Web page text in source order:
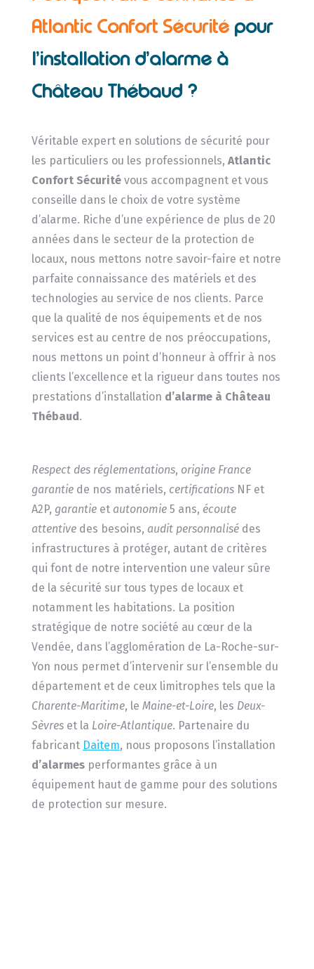
Atlantic Confort Sécurité pour
l’installation d’alarme à
Château Thébaud ?
Véritable expert en solutions de sécurité pour
les particuliers ou les professionnels, Atlantic
Confort Sécuritévous accompagnent et vous
conseille dans le choix de votre système
d’alarme. Riche d’une expérience de plus de 20
années dans le secteur de la protection de
locaux, nous mettons notre savoir-faire et notre
parfaite connaissance des matériels et des
technologies au service de nos clients. Parce
que la qualité de nos équipements et de nos
services est au centre de nos préoccupations,
nous mettons un point d’honneur à offrir à nos
clients l’excellence et la rigueur dans toutes nos
prestations d’installation d’alarme à Château
Thébaud.
Respect des réglementations, origine France
garantiede nos matériels, certificationsNF et
A2P, garantieet autonomie5 ans, écoute
attentivedes besoins, audit personnalisédes
infrastructures à protéger, autant de critères
qui font de notre intervention une valeur sûre
de la sécurité sur tous types de locaux et
notamment les habitations. La position
stratégique de notre société au cœur de la
Vendée, dans l’agglomération de La-Roche-sur-
Yon nous permet d’intervenir sur l’ensemble du
département et de ceux limitrophes tels que la
Charente-Maritime, le Maine-et-Loire, les Deux-
Sèvreset la Loire-Atlantique. Partenaire du
fabricant Daitem, nous proposons l’installation
d’alarmesperformantes grâce à un
équipement haut de gamme pour des solutions
de protection sur mesure.